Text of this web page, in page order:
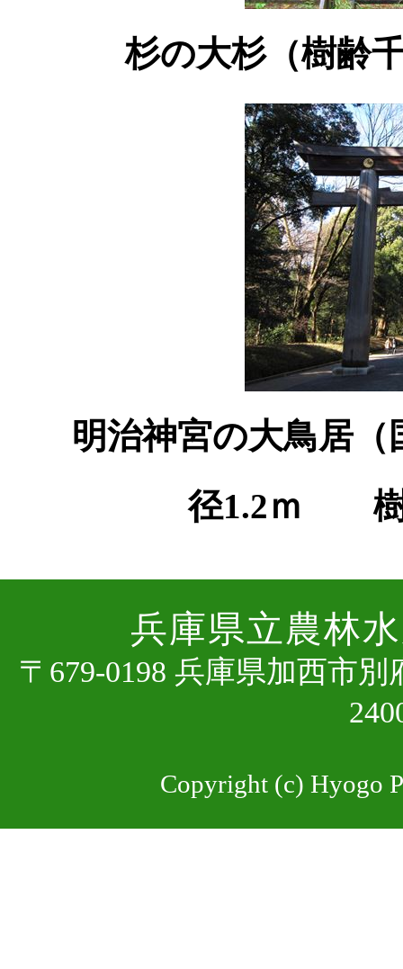
杉の大杉（樹齢
明治神宮の大鳥居
径1.2ｍ 樹
兵庫県⽴農林
〒679-0198 兵庫県加⻄市
Copyright (c) Hyogo